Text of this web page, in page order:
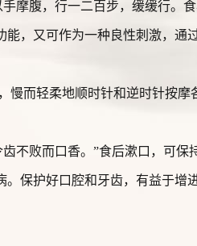
摩腹，行一二百步，缓缓行。
，又可作为一种良性刺激，通
而轻柔地顺时针和逆时针按摩
不败而口香。”食后漱口，可保
保护好口腔和牙齿，有益于增